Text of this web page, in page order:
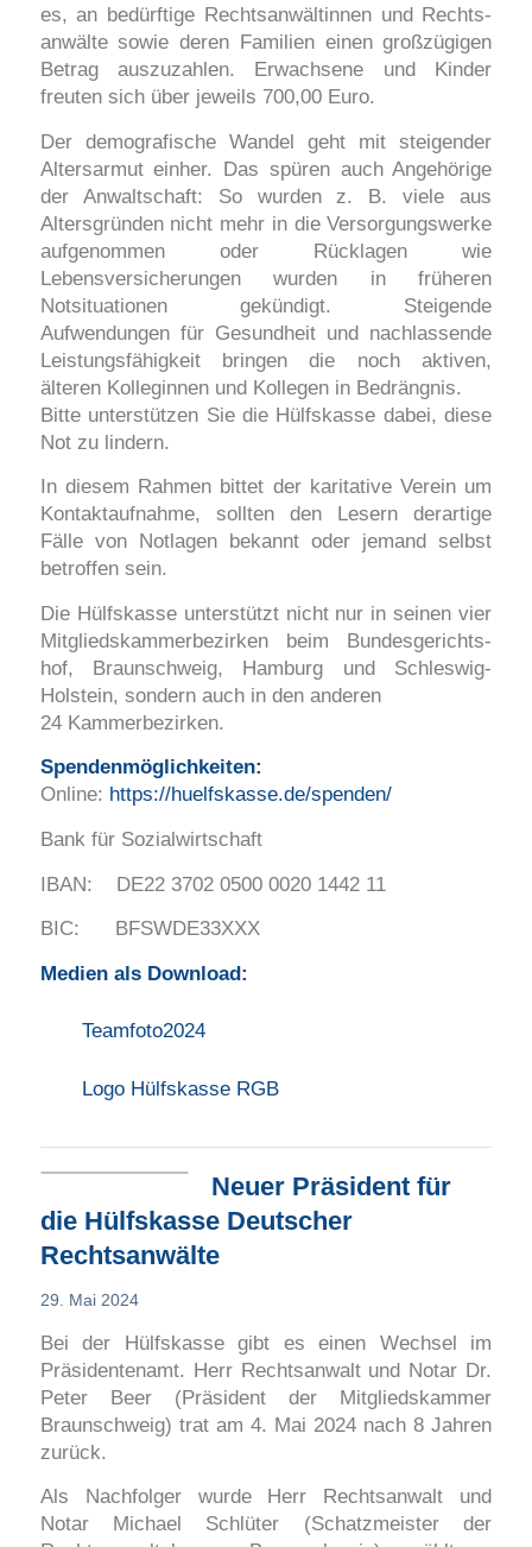
es, an bedürftige Rechtsanwältinnen und Rechts­
anwälte sowie deren Familien einen großzügigen
Betrag auszuzahlen. Erwachsene und Kinder
freuten sich über jeweils 700,00 Euro.
Der demografische Wandel geht mit steigender
Altersarmut einher. Das spüren auch Angehörige
der Anwaltschaft: So wurden z. B. viele aus
Altersgründen nicht mehr in die Versorgungswerke
aufgenommen oder Rücklagen wie
Lebensversicherungen wurden in früheren
Notsituationen gekündigt. Steigende
Aufwendungen für Gesundheit und nach­lassende
Leistungsfähigkeit bringen die noch aktiven,
älteren Kolleginnen und Kollegen in Bedrängnis.
Bitte unterstützen Sie die Hülfskasse dabei, diese
Not zu lindern.
In diesem Rahmen bittet der karitative Verein um
Kontaktaufnahme, sollten den Lesern derartige
Fälle von Notlagen bekannt oder jemand selbst
betroffen sein.
Die Hülfskasse unterstützt nicht nur in seinen vier
Mitglieds­­kammer­­bezirken beim Bundes­gerichts­
hof, Braunschweig, Hamburg und Schleswig­-
Holstein, sondern auch in den anderen
24 Kammer­bezirken.
Spendenmöglichkeiten:
Online: https://huelfskasse.de/spenden/
Bank für Sozialwirtschaft
IBAN: DE22 3702 0500 0020 1442 11
BIC: BFSWDE33XXX
Medien als Download:
Teamfoto2024
Logo Hülfskasse RGB
Neuer Präsident für
die Hülfskasse Deutscher
Rechtsanwälte
29. Mai 2024
Bei der Hülfskasse gibt es einen Wechsel im
Präsidentenamt. Herr Rechtsanwalt und Notar Dr.
Peter Beer (Präsident der Mitgliedskammer
Braunschweig) trat am 4. Mai 2024 nach 8 Jahren
zurück.
Als Nachfolger wurde Herr Rechtsanwalt und
Notar Michael Schlüter (Schatzmeister der